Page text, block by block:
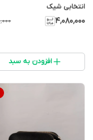
انتخابی شیک
۴٬۰۸۰٬۰۰۰
افزودن به سبد